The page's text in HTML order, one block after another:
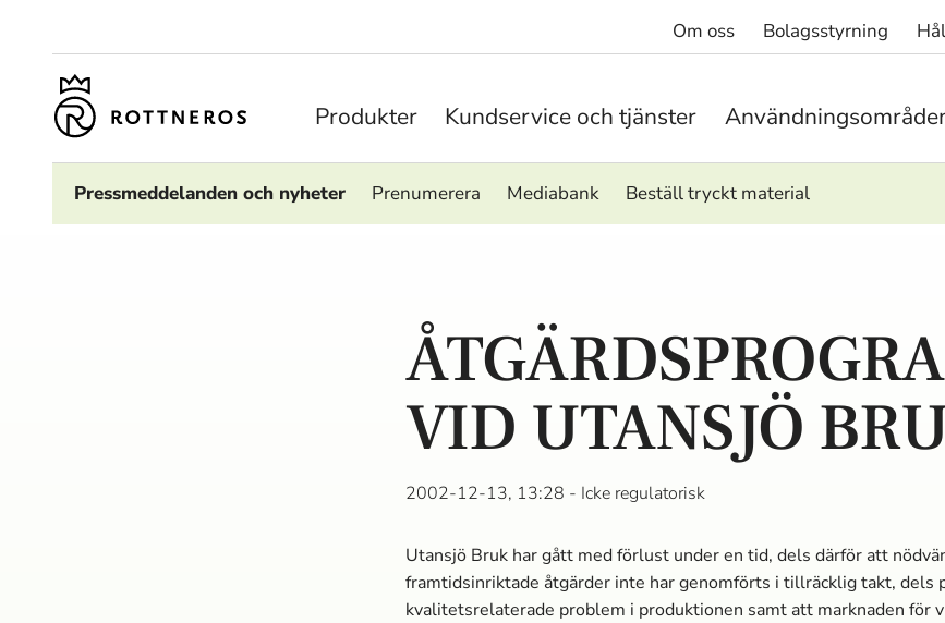
Produkter Kundservice och tjänster
Om oss Bolagsstyrning
Pressmeddelanden och nyheter Prenumerera Mediabank Beställ tryckt material
VID UTANSJÖ
2002-12-13, 13:28 - Icke regulatorisk
Utansjö Bruk har gått med förlust under en tid, dels därför att
framtidsinriktade åtgärder inte har genomförts i tillräcklig takt, dels
kvalitetsrelaterade problem i produktionen samt att marknaden för